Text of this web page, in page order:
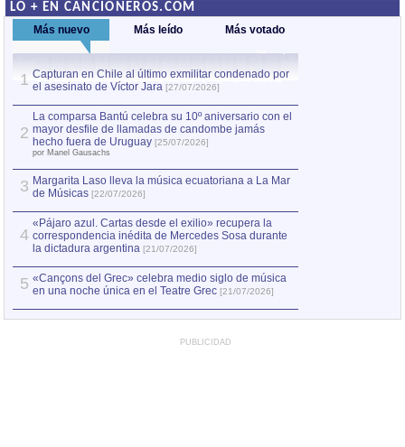
LO + EN CANCIONEROS.COM
Más nuevo Más leído Más votado
1 Capturan en Chile al último exmilitar condenado por
el asesinato de Víctor Jara [27/07/2026]
2
La comparsa Bantú celebra su 10º aniversario con el
mayor desfile de llamadas de candombe jamás
hecho fuera de Uruguay [25/07/2026]
por Manel Gausachs
3 Margarita Laso lleva la música ecuatoriana a La Mar
de Músicas [22/07/2026]
4
«Pájaro azul. Cartas desde el exilio» recupera la
correspondencia inédita de Mercedes Sosa durante
la dictadura argentina [21/07/2026]
5 «Cançons del Grec» celebra medio siglo de música
en una noche única en el Teatre Grec [21/07/2026]
PUBLICIDAD